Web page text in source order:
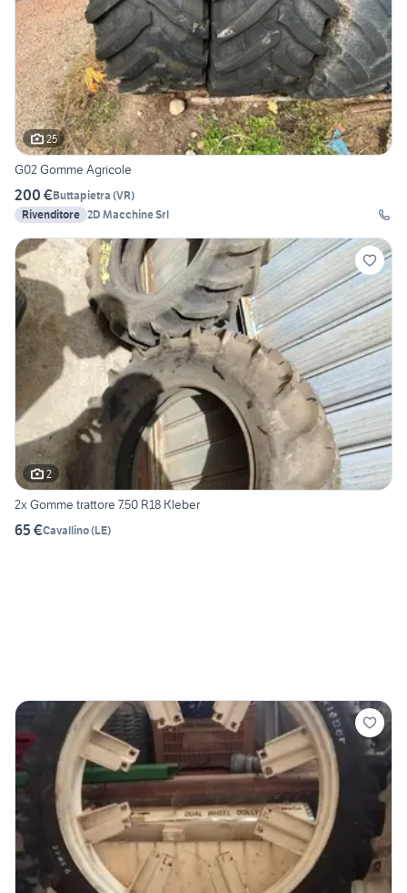
25
G02 Gomme Agricole
200 €Buttapietra (VR)
Rivenditore 2D Macchine Srl
2
2x Gomme trattore 7.50 R18 Kleber
65 €Cavallino(LE)